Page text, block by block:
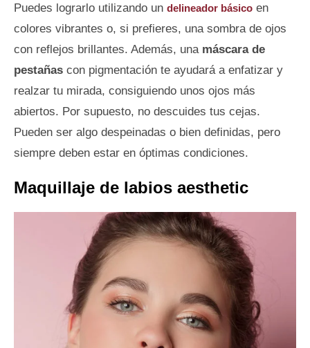
Puedes lograrlo utilizando un delineador básico en
colores vibrantes o, si prefieres, una sombra de ojos
con reflejos brillantes. Además, una máscara de
pestañas con pigmentación te ayudará a enfatizar y
realzar tu mirada, consiguiendo unos ojos más
abiertos. Por supuesto, no descuides tus cejas.
Pueden ser algo despeinadas o bien definidas, pero
siempre deben estar en óptimas condiciones.
Maquillaje de labios aesthetic